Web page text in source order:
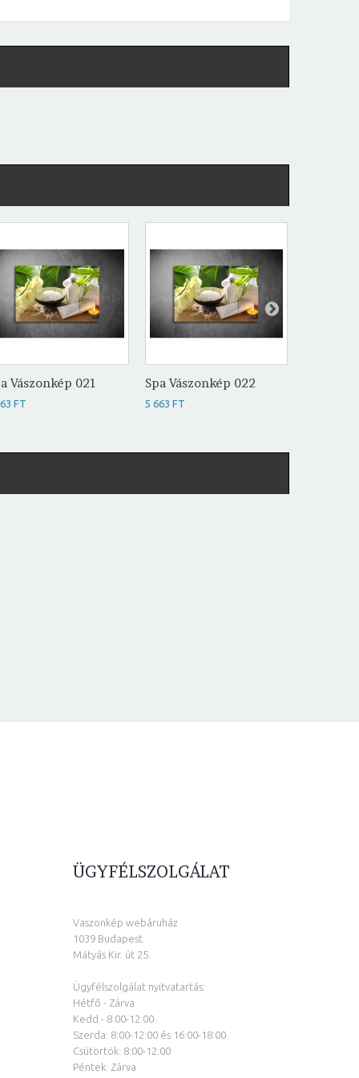
Vászonkép 021
FT
Spa Vászonkép 022
5 663 FT
ÜGYFÉLSZOLGÁLAT
Vaszonkép webáruház
1039 Budapest.
Mátyás Kir. út 25.
Ügyfélszolgálat nyitvatartás:
Hétfő - Zárva
Kedd - 8:00-12:00
Szerda: 8:00-12:00 és 16:00-18:00
Csütörtök: 8:00-12:00
Péntek: Zárva